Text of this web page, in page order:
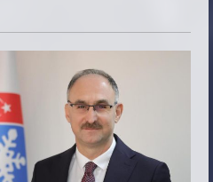
LİSTESİ
Alt Kurul Üyelerimiz